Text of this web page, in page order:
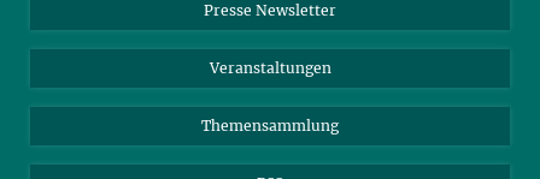
TikTok
YouTube
Presse Newsletter
Veranstaltungen
Themensammlung